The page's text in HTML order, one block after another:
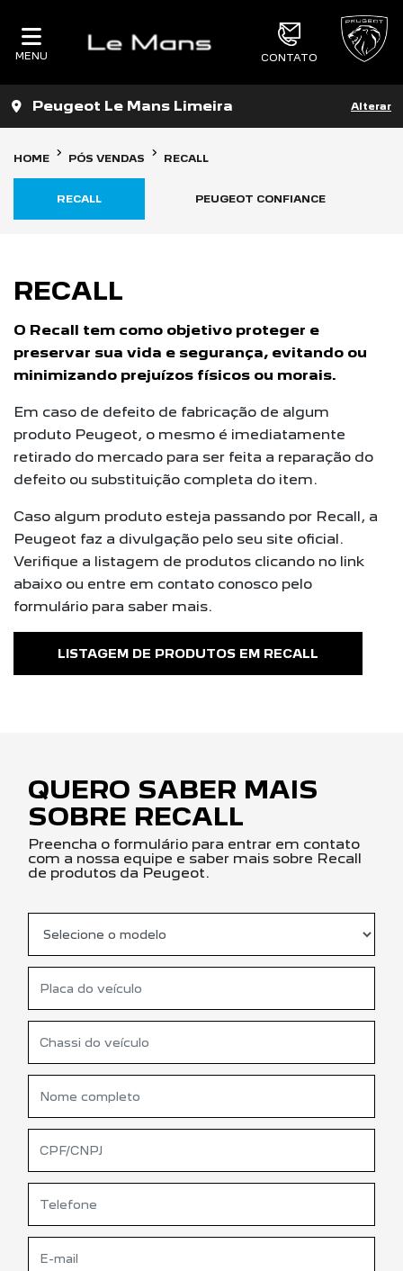
MENU CONTATO
Peugeot Le Mans Limeira Alterar
HOME PÓS VENDAS RECALL
PEUGEOT CONFIANCE
RECALL
RECALL
O Recall tem como objetivo proteger e
preservar sua vida e segurança, evitando ou
minimizando prejuízos físicos ou morais.
Em caso de defeito de fabricação de algum
produto Peugeot, o mesmo é imediatamente
retirado do mercado para ser feita a reparação do
defeito ou substituição completa do item.
Caso algum produto esteja passando por Recall, a
Peugeot faz a divulgação pelo seu site oficial.
Verifique a listagem de produtos clicando no link
abaixo ou entre em contato conosco pelo
formulário para saber mais.
LISTAGEM DE PRODUTOS EM RECALL
QUERO SABER MAIS
SOBRE RECALL
Preencha o formulário para entrar em contato
com a nossa equipe e saber mais sobre Recall
de produtos da Peugeot.